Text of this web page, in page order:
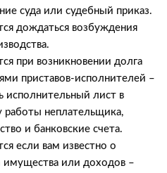
суда или судебный приказ.
дождаться возбуждения
при возникновении долга
приставов-исполнителей –
исполнительный лист в
работы неплательщика,
и банковские счета.
если вам известно о
или доходов –